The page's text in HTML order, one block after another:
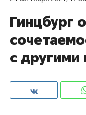
Гинцбург
с другими